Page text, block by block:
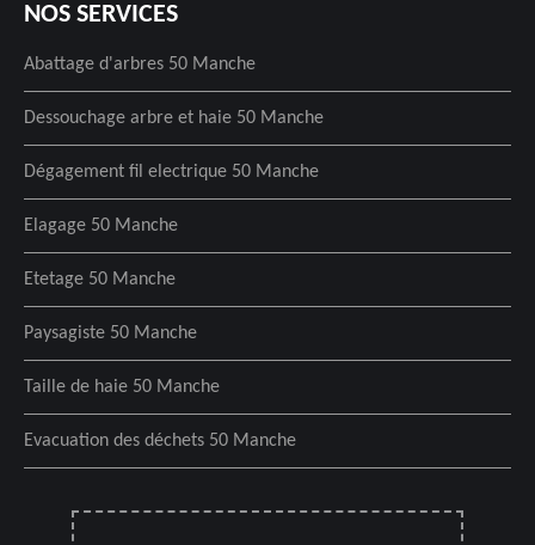
NOS SERVICES
Abattage d'arbres 50 Manche
Dessouchage arbre et haie 50 Manche
Dégagement fil electrique 50 Manche
Elagage 50 Manche
Etetage 50 Manche
Paysagiste 50 Manche
Taille de haie 50 Manche
Evacuation des déchets 50 Manche